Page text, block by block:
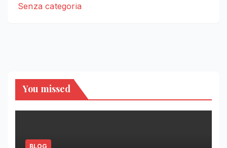
Senza categoria
You missed
BLOG